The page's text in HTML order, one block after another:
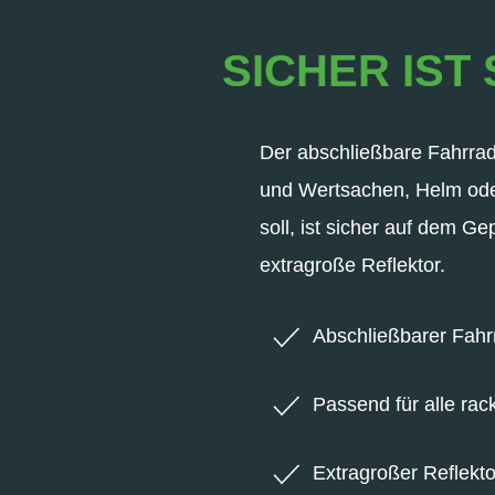
SICHER IST
Der abschließbare
und Wertsachen, Helm
soll, ist sicher auf dem
extragroße Reflektor.
Abschließbarer
Passend für alle
Extragroßer